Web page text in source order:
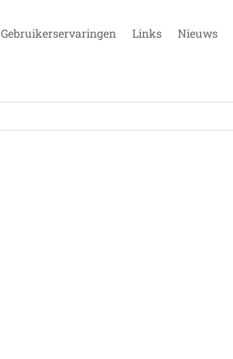
Gebruikerservaringen Links Nieuws